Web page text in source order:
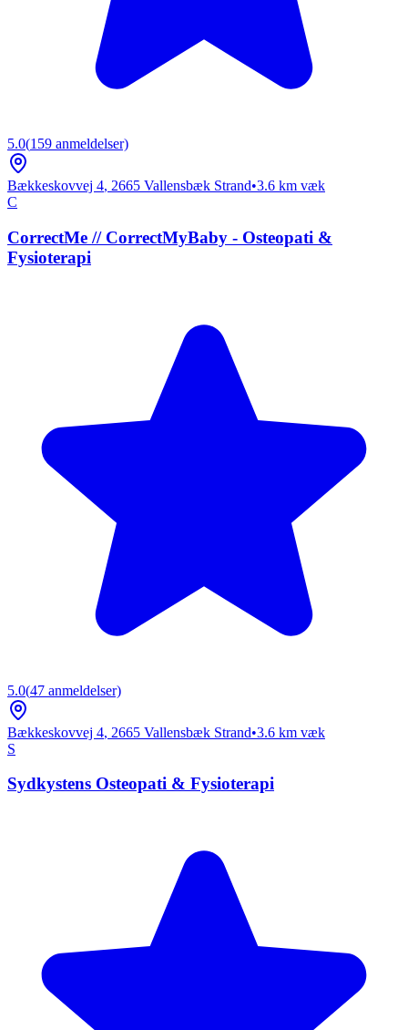
5.0(159 anmeldelser)
Bækkeskovvej 4, 2665 Vallensbæk Strand•3.6 km væk
C
CorrectMe // CorrectMyBaby - Osteopati &
Fysioterapi
5.0(47 anmeldelser)
Bækkeskovvej 4, 2665 Vallensbæk Strand•3.6 km væk
S
Sydkystens Osteopati & Fysioterapi